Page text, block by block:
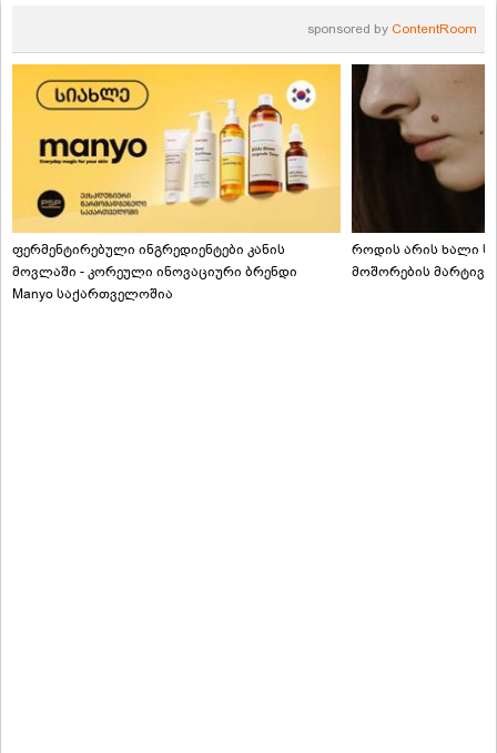
sponsored by ContentRoom
ფერმენტირებული ინგრედიენტები კანის
მოვლაში - კორეული ინოვაციური ბრენდი
Manyo საქართველოშია
როდის არის ხალი
მოშორების